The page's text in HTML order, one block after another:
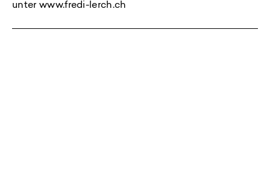
unter www.fredi-lerch.ch